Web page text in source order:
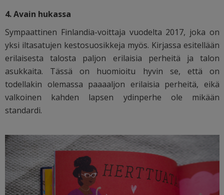
4. Avain hukassa
Sympaattinen Finlandia-voittaja vuodelta 2017, joka on
yksi iltasatujen kestosuosikkeja myös. Kirjassa esitellään
erilaisesta talosta paljon erilaisia perheitä ja talon
asukkaita. Tässä on huomioitu hyvin se, että on
todellakin olemassa paaaaljon erilaisia perheitä, eikä
valkoinen kahden lapsen ydinperhe ole mikään
standardi.